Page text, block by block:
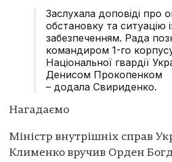
Заслухала доповіді про
обстановку та ситуацію
забезпеченням. Рада
командиром 1-го
Національної гвардії
Денисом Прокопенком
– додала Свириденко.
Нагадаємо
Міністр внутрішніх справ
Клименко вручив Орден